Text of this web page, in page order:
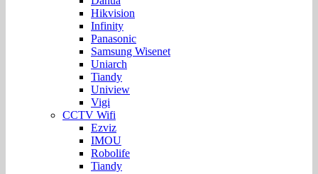
Hikvision
Infinity
Panasonic
Samsung Wisenet
Uniarch
Tiandy
Uniview
Vigi
CCTV Wifi
Ezviz
IMOU
Robolife
Tiandy